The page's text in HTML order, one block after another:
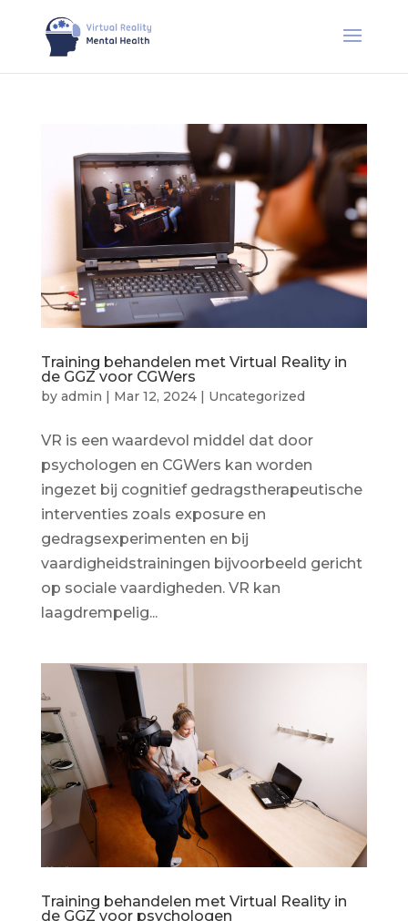
Training behandelen met Virtual Reality in
de GGZ voor CGWers
by admin | Mar 12, 2024| Uncategorized
VR is een waardevol middel dat door
psychologen en CGWers kan worden
ingezet bij cognitief gedragstherapeutische
interventies zoals exposure en
gedragsexperimenten en bij
vaardigheidstrainingen bijvoorbeeld gericht
op sociale vaardigheden. VR kan
laagdrempelig...
Training behandelen met Virtual Reality in
de GGZ voor psychologen